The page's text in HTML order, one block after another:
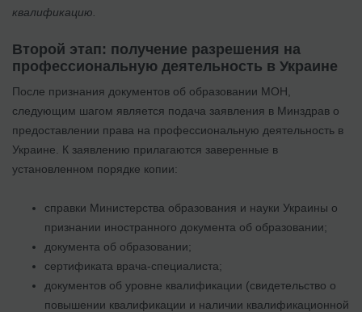
квалификацию.
Второй этап: получение разрешения на
профессиональную деятельность в Украине
После признания документов об образовании МОН,
следующим шагом является подача заявления в Минздрав о
предоставлении права на профессиональную деятельность в
Украине. К заявлению прилагаются заверенные в
установленном порядке копии:
справки Министерства образования и науки Украины о
признании иностранного документа об образовании;
документа об образовании;
сертификата врача-специалиста;
документов об уровне квалификации (свидетельство о
повышении квалификации и наличии квалификационной